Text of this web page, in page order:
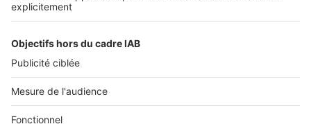
Nous contacter
Connexion à My SeLoger Pro
Espace Presse